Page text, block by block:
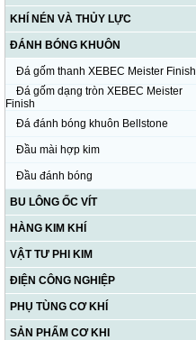
KHÍ NÉN VÀ THỦY LỰC
ĐÁNH BÓNG KHUÔN
Đá gốm thanh XEBEC Meister Finish
Đá gốm dạng tròn XEBEC Meister
Finish
Đá đánh bóng khuôn Bellstone
Đầu mài hợp kim
Đầu đánh bóng
BU LÔNG ỐC VÍT
HÀNG KIM KHÍ
VẬT TƯ PHI KIM
ĐIỆN CÔNG NGHIỆP
PHỤ TÙNG CƠ KHÍ
SẢN PHẨM CƠ KHI